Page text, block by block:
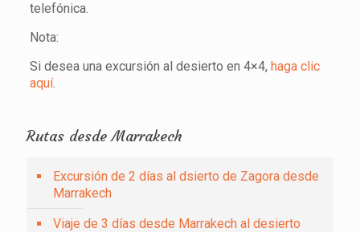
telefónica.
Nota:
Si desea una excursión al desierto en 4×4, haga clic
aquí.
Rutas desde Marrakech
Excursión de 2 días al dsierto de Zagora desde
Marrakech
Viaje de 3 días desde Marrakech al desierto